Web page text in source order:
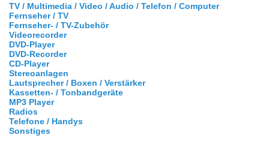
TV / Multimedia / Video / Audio / Telefon / Computer
Fernseher / TV
Fernseher- / TV-Zubehör
Videorecorder
DVD-Player
DVD-Recorder
CD-Player
Stereoanlagen
Lautsprecher / Boxen / Verstärker
Kassetten- / Tonbandgeräte
MP3 Player
Radios
Telefone / Handys
Sonstiges